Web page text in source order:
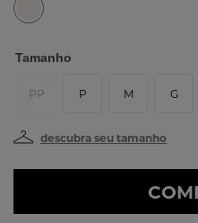
Tamanho
PP P M G
descubra seu tamanho